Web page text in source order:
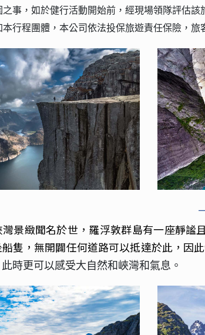
事，如於健行活動開始前，經現場領隊評估
行程團體，本公司依法投保旅遊責任保險，旅
景緻聞名於世，羅浮敦群島有一座靜
隻，無開闢任何道路可以抵達於此，因
時更可以感受大自然和峽灣和氣息。